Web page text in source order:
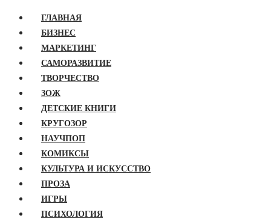
ГЛАВНАЯ
БИЗНЕС
МАРКЕТИНГ
САМОРАЗВИТИЕ
ТВОРЧЕСТВО
ЗОЖ
ДЕТСКИЕ КНИГИ
КРУГОЗОР
НАУЧПОП
КОМИКСЫ
КУЛЬТУРА И ИСКУССТВО
ПРОЗА
ИГРЫ
ПСИХОЛОГИЯ